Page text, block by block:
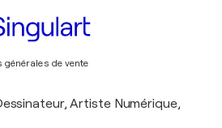
générales de vente
Artiste Numérique,